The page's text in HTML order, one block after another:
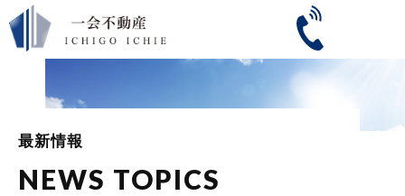
最新情報
NEWS TOPICS